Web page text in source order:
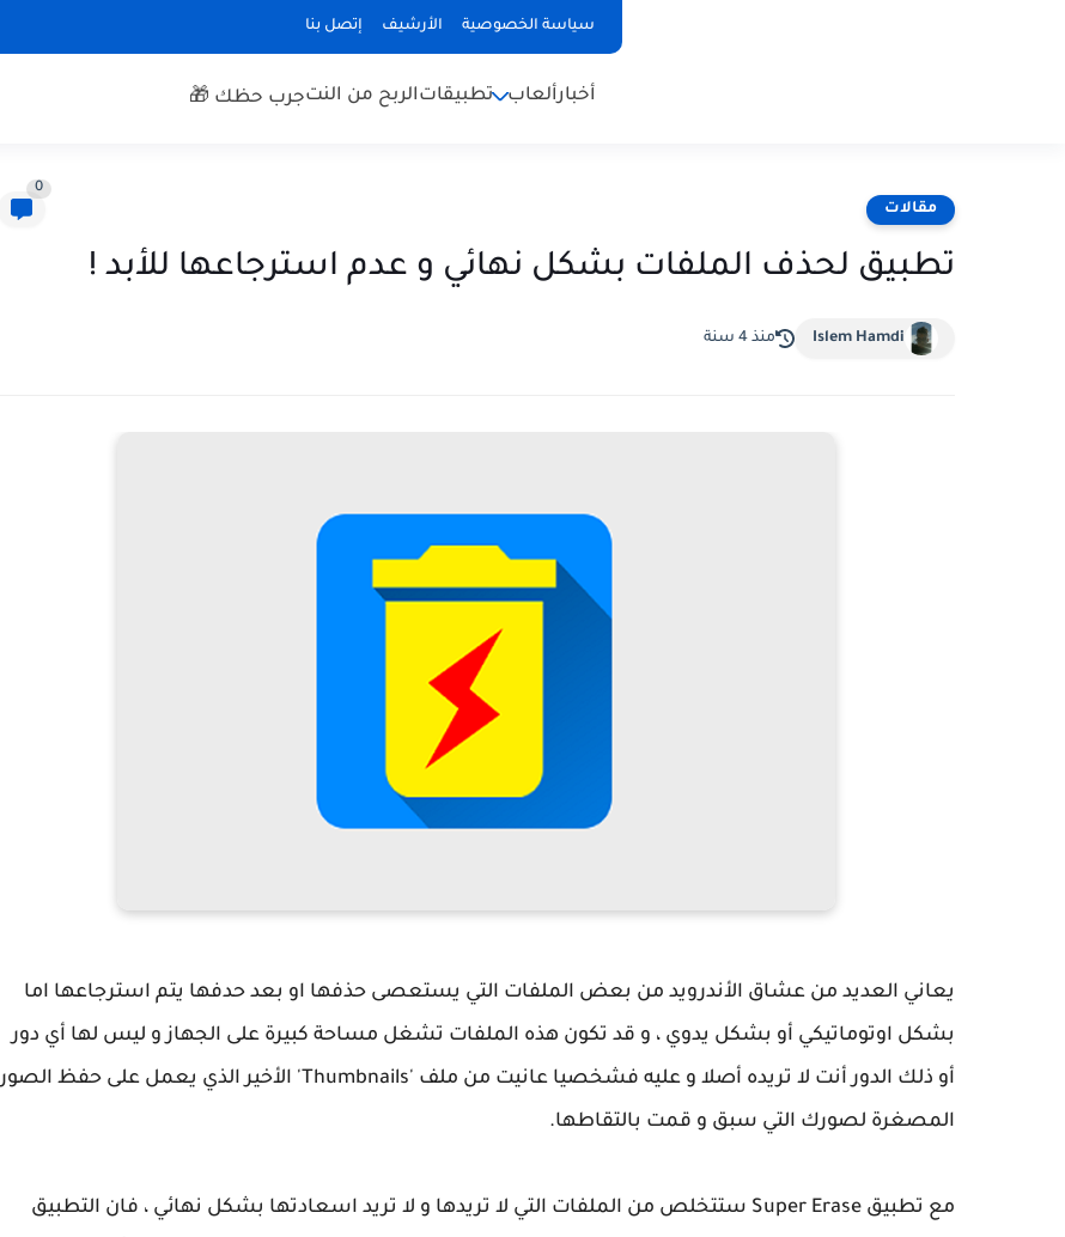
سياسة الخصوصية الأرشيف إتصل بنا
أخبارألعاب تطبيقاتالربح من النتجرب حظك 🎁
مقالات
0
تطبيق لحذف الملفات بشكل نهائي و عدم استرجاعها للأبد !
Islem Hamdi منذ 4 سنة
يعاني العديد من عشاق الأندرويد من بعض الملفات التي يستعصى حذفها او بعد حدفها يتم استرجاعها اما
بشكل اوتوماتيكي أو بشكل يدوي ، و قد تكون هذه الملفات تشغل مساحة كبيرة على الجهاز و ليس لها أي دور
أو ذلك الدور أنت لا تريده أصلا و عليه فشخصيا عانيت من ملف 'Thumbnails' الأخير الذي يعمل على حفظ الصور
المصغرة لصورك التي سبق و قمت بالتقاطها.
مع تطبيق Super Erase ستتخلص من الملفات التي لا تريدها و لا تريد اسعادتها بشكل نهائي ، فان التطبيق